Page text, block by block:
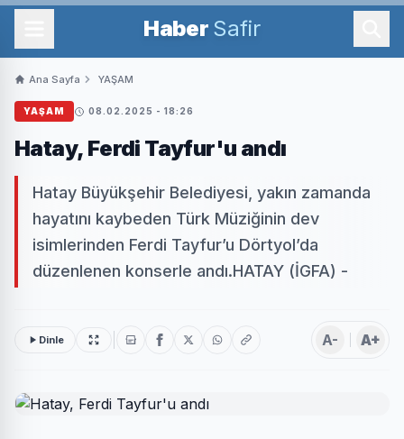
Haber Safir
Ana Sayfa YAŞAM
YAŞAM 08.02.2025 - 18:26
Hatay, Ferdi Tayfur'u andı
Hatay Büyükşehir Belediyesi, yakın zamanda
hayatını kaybeden Türk Müziğinin dev
isimlerinden Ferdi Tayfur’u Dörtyol’da
düzenlenen konserle andı.HATAY (İGFA) -
Dinle A- A+